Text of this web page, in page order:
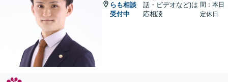
らも相談
受付中
話・ビデオなど)は
応相談
間：本日
定休日